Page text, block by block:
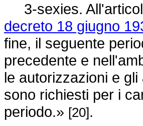
3-sexies.
decreto 18 giugno
fine, il seguente
precedente e
le autorizzazioni e
sono richiesti per i
periodo.» [20].